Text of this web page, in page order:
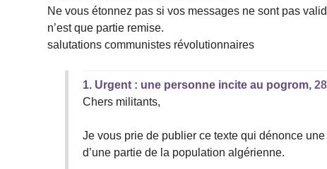
Ne vous étonnez pas si vos messages ne sont pas
n’est que partie remise.
salutations communistes révolutionnaires
1. Urgent : une personne incite au pogrom,
Chers militants,
Je vous prie de publier ce texte qui dénonce
d’une partie de la population algérienne.